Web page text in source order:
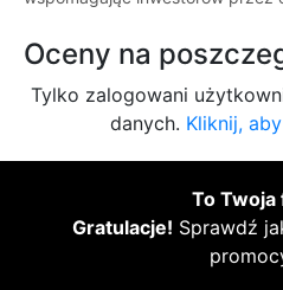
Oceny na
Tylko zalogowani
danych. Kliknij,
To Twoja
Gratulacje! Sprawdź